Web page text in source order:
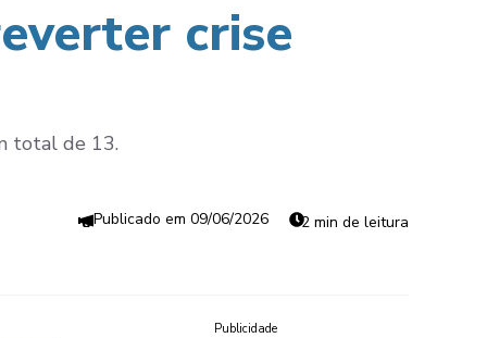
crise
total de 13.
09/06/2026 2 min de leitura
Publicidade